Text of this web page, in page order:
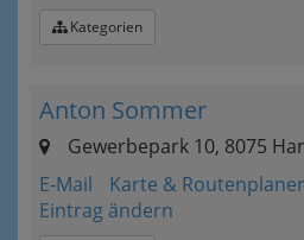
Kategorien
Anton Sommer
Gewerbepark 10, 8075
E-Mail
Karte & Routenplaner
Eintrag ändern